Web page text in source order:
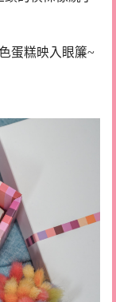
蛋糕映入眼簾~